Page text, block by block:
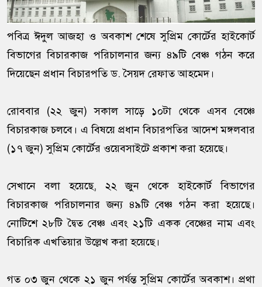
পবিত্র ঈদুল আজহা ও অবকাশ শেষে সুপ্রিম কোর্টের হাইকোর্ট
বিভাগের বিচারকাজ পরিচালনার জন্য ৪৯টি বেঞ্চ গঠন করে
দিয়েছেন প্রধান বিচারপতি ড. সৈয়দ রেফাত আহমেদ।
রোববার (২২ জুন) সকাল সাড়ে ১০টা থেকে এসব বেঞ্চে
বিচারকাজ চলবে। এ বিষয়ে প্রধান বিচারপতির আদেশ মঙ্গলবার
(১৭ জুন) সুপ্রিম কোর্টের ওয়েবসাইটে প্রকাশ করা হয়েছে।
সেখানে বলা হয়েছে, ২২ জুন থেকে হাইকোর্ট বিভাগের
বিচারকাজ পরিচালনার জন্য ৪৯টি বেঞ্চ গঠন করা হয়েছে।
নোটিশে ২৮টি দ্বৈত বেঞ্চ এবং ২১টি একক বেঞ্চের নাম এবং
বিচারিক এখতিয়ার উল্লেখ করা হয়েছে।
গত ০৩ জুন থেকে ২১ জুন পর্যন্ত সুপ্রিম কোর্টের অবকাশ। প্রথা